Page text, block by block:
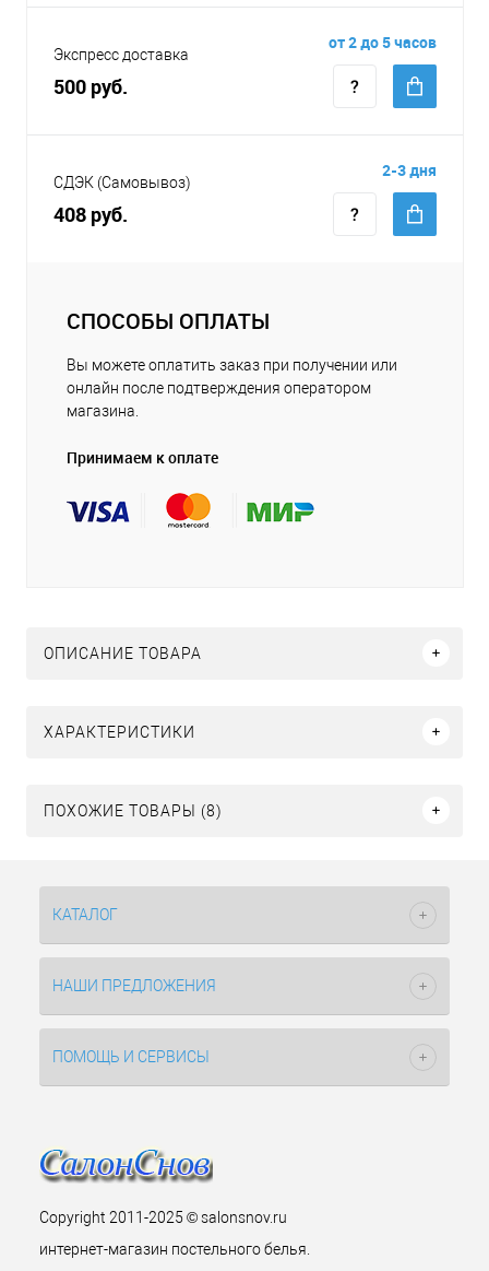
Экспресс доставка
500 руб.
от 2 до 5 часов
СДЭК (Самовывоз)
408 руб.
2-3 дня
СПОСОБЫ ОПЛАТЫ
Вы можете оплатить заказ при получении или
онлайн после подтверждения оператором
магазина.
Принимаем к оплате
ОПИСАНИЕ ТОВАРА
ХАРАКТЕРИСТИКИ
ПОХОЖИЕ ТОВАРЫ (8)
КАТАЛОГ
НАШИ ПРЕДЛОЖЕНИЯ
ПОМОЩЬ И СЕРВИСЫ
Copyright 2011-2025 © salonsnov.ru
интернет-магазин постельного белья.